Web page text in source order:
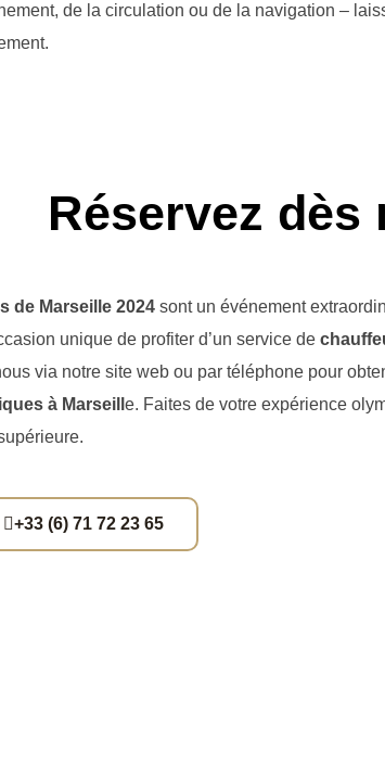
de la circulation ou de la navigation –
Réservez dès
de Marseille 2024 sont un événement
unique de profiter d’un service de
via notre site web ou par téléphone pour
à Marseill e. Faites de votre expérience
+33 (6) 71 72 23 65